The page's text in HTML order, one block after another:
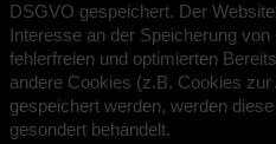
DSGVO gespeichert. Der
Interesse an der Speicherung
fehlerfreien und optimierten
andere Cookies (z.B. Cookies
gespeichert werden, werden
gesondert behandelt.